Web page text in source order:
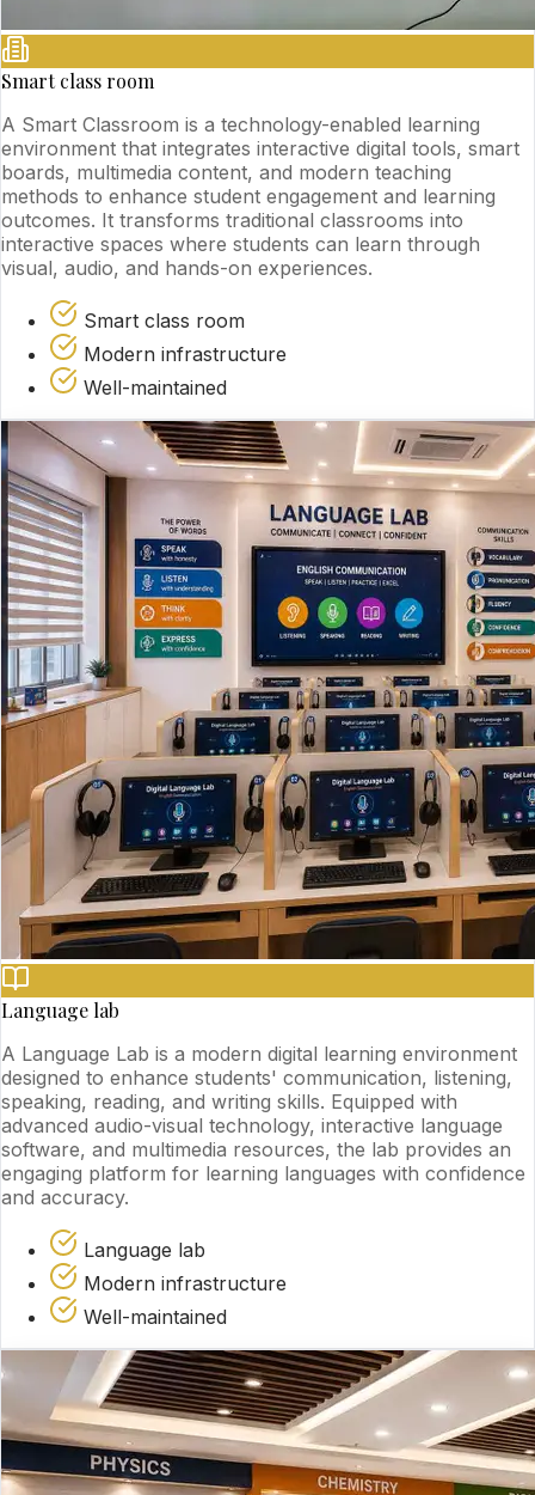
Smart class room
A Smart Classroom is a technology-enabled learning
environment that integrates interactive digital tools, smart
boards, multimedia content, and modern teaching
methods to enhance student engagement and learning
outcomes. It transforms traditional classrooms into
interactive spaces where students can learn through
visual, audio, and hands-on experiences.
Smart class room
Modern infrastructure
Well-maintained
Language lab
A Language Lab is a modern digital learning environment
designed to enhance students' communication, listening,
speaking, reading, and writing skills. Equipped with
advanced audio-visual technology, interactive language
software, and multimedia resources, the lab provides an
engaging platform for learning languages with confidence
and accuracy.
Language lab
Modern infrastructure
Well-maintained